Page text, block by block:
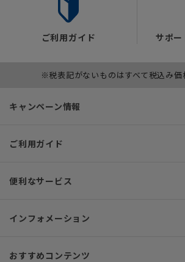
ご利用ガイド サポ
※税表記がないものはすべて税込み価
キャンペーン情報
ご利用ガイド
便利なサービス
インフォメーション
おすすめコンテンツ